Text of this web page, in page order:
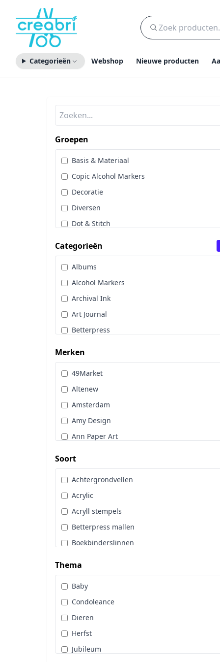
Categorieën Webshop Nieuwe producten
Groepen
Basis & Materiaal
Copic Alcohol Markers
Decoratie
Diversen
Dot & Stitch
Sale
Stans, Embos & Stencils
Stempels
Workshoppakket
Pan Pastel
Categorieën
Albums
Alcohol Markers
Archival Ink
Art Journal
Betterpress
Brads
Cadence
Designpapier
Distress Oxide Spray
Distress Spritz
Divers
Dot & Do
Embossingpoeder
Embosssingfolder
Enveloppen
Gereedschappen
Hangers
Hobbytijdschrift
Inkt
Kleurpotloden
Knipvellen
Lijm & Tape
Linnenkarton
Lint
Merken
49Market
Altenew
Amsterdam
Amy Design
Ann Paper Art
Art Impressions
Art Journaling
Berrie's Beauties
By Karin Joan
Cadence
Card Deco
CarlijnDesign
Copic
Craft & You
Crealies
Soort
Achtergrondvellen
Acrylic
Acryll stempels
Betterpress mallen
Boekbinderslinnen
Cards Only
Diamond Paint
Diversen
Glitters
Hobbydots
Hoeken en Randen
Thema
Baby
Condoleance
Dieren
Herfst
Jubileum